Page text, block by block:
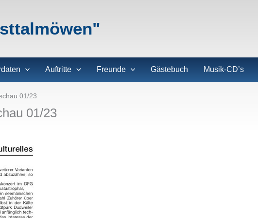
Auftritte Freunde Gästebuch Musik-CD’s
01/23
01/23